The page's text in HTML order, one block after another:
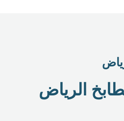
الرياض